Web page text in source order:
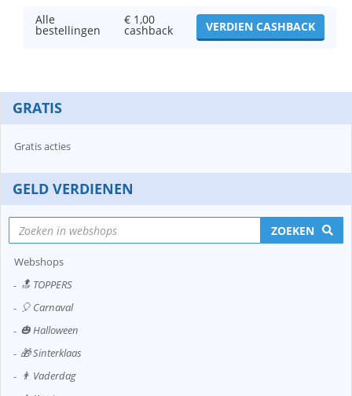
Alle
bestellingen
€ 1,00
cashback VERDIEN CASHBACK
GRATIS
Gratis acties
GELD VERDIENEN
ZOEKEN
Webshops
🔝 TOPPERS
🎈 Carnaval
🎃 Halloween
🎁 Sinterklaas
👨 Vaderdag